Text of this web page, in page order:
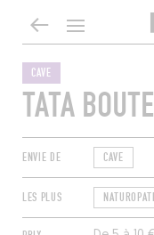
CAVE
TATA
ENVIE DE CAVE
LES PLUS